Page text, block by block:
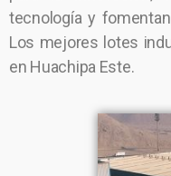
tecnología y
Los mejores lotes
en Huachipa Este.